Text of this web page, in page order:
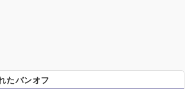
たバンオフ